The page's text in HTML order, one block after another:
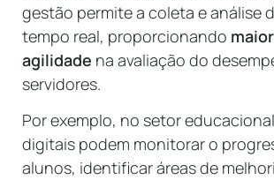
gestão permite a coleta e análise
tempo real, proporcionando
agilidade na avaliação do
servidores.
Por exemplo, no setor
digitais podem monitorar o
alunos, identificar áreas de